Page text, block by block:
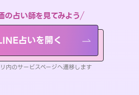
の占い師を見てみよう
占いを開く
内のサービスページへ遷移します